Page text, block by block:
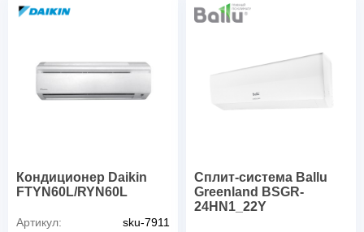
Кондиционер Daikin
FTYN60L/RYN60L
Артикул:
sku-7911
Сплит-система Ballu
Greenland BSGR-
24HN1_22Y